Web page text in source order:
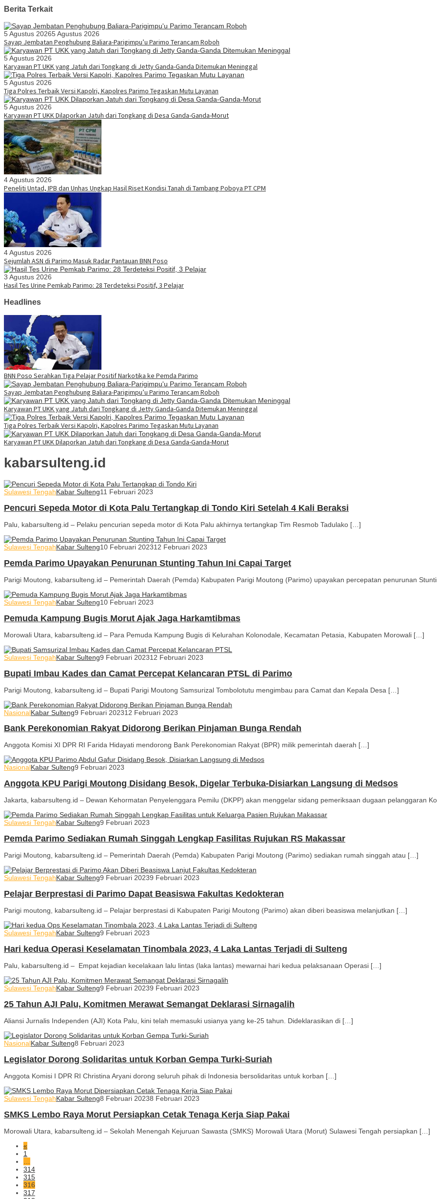
Berita Terkait
5 Agustus 20265 Agustus 2026
Sayap Jembatan Penghubung Baliara-Parigimpu’u Parimo Terancam Roboh
5 Agustus 2026
Karyawan PT UKK yang Jatuh dari Tongkang di Jetty Ganda-Ganda Ditemukan Meninggal
5 Agustus 2026
Tiga Polres Terbaik Versi Kapolri, Kapolres Parimo Tegaskan Mutu Layanan
5 Agustus 2026
Karyawan PT UKK Dilaporkan Jatuh dari Tongkang di Desa Ganda-Ganda-Morut
4 Agustus 2026
Peneliti Untad, IPB dan Unhas Ungkap Hasil Riset Kondisi Tanah di Tambang Poboya PT CPM
4 Agustus 2026
Sejumlah ASN di Parimo Masuk Radar Pantauan BNN Poso
3 Agustus 2026
Hasil Tes Urine Pemkab Parimo: 28 Terdeteksi Positif, 3 Pelajar
Headlines
BNN Poso Serahkan Tiga Pelajar Positif Narkotika ke Pemda Parimo
Sayap Jembatan Penghubung Baliara-Parigimpu’u Parimo Terancam Roboh
Karyawan PT UKK yang Jatuh dari Tongkang di Jetty Ganda-Ganda Ditemukan Meninggal
Tiga Polres Terbaik Versi Kapolri, Kapolres Parimo Tegaskan Mutu Layanan
Karyawan PT UKK Dilaporkan Jatuh dari Tongkang di Desa Ganda-Ganda-Morut
kabarsulteng.id
Sulawesi TengahKabar Sulteng11 Februari 2023
Pencuri Sepeda Motor di Kota Palu Tertangkap di Tondo Kiri Setelah 4 Kali Beraksi
Palu, kabarsulteng.id – Pelaku pencurian sepeda motor di Kota Palu akhirnya tertangkap Tim Resmob Tadulako […]
Sulawesi TengahKabar Sulteng10 Februari 202312 Februari 2023
Pemda Parimo Upayakan Penurunan Stunting Tahun Ini Capai Target
Parigi Moutong, kabarsulteng.id – Pemerintah Daerah (Pemda) Kabupaten Parigi Moutong (Parimo) upayakan percepatan penurunan
Sulawesi TengahKabar Sulteng10 Februari 2023
Pemuda Kampung Bugis Morut Ajak Jaga Harkamtibmas
Morowali Utara, kabarsulteng.id – Para Pemuda Kampung Bugis di Kelurahan Kolonodale, Kecamatan Petasia, Kabupaten Morowali […]
Sulawesi TengahKabar Sulteng9 Februari 202312 Februari 2023
Bupati Imbau Kades dan Camat Percepat Kelancaran PTSL di Parimo
Parigi Moutong, kabarsulteng.id – Bupati Parigi Moutong Samsurizal Tombolotutu mengimbau para Camat dan Kepala Desa […]
NasionalKabar Sulteng9 Februari 202312 Februari 2023
Bank Perekonomian Rakyat Didorong Berikan Pinjaman Bunga Rendah
Anggota Komisi XI DPR RI Farida Hidayati mendorong Bank Perekonomian Rakyat (BPR) milik pemerintah daerah […]
NasionalKabar Sulteng9 Februari 2023
Anggota KPU Parigi Moutong Disidang Besok, Digelar Terbuka-Disiarkan Langsung di Medsos
Jakarta, kabarsulteng.id – Dewan Kehormatan Penyelenggara Pemilu (DKPP) akan menggelar sidang pemeriksaan dugaan pelanggaran
Sulawesi TengahKabar Sulteng9 Februari 2023
Pemda Parimo Sediakan Rumah Singgah Lengkap Fasilitas Rujukan RS Makassar
Parigi Moutong, kabarsulteng.id – Pemerintah Daerah (Pemda) Kabupaten Parigi Moutong (Parimo) sediakan rumah singgah atau […]
Sulawesi TengahKabar Sulteng9 Februari 20239 Februari 2023
Pelajar Berprestasi di Parimo Dapat Beasiswa Fakultas Kedokteran
Parigi moutong, kabarsulteng.id – Pelajar berprestasi di Kabupaten Parigi Moutong (Parimo) akan diberi beasiswa melanjutkan […]
Sulawesi TengahKabar Sulteng9 Februari 2023
Hari kedua Operasi Keselamatan Tinombala 2023, 4 Laka Lantas Terjadi di Sulteng
Palu, kabarsulteng.id – Empat kejadian kecelakaan lalu lintas (laka lantas) mewarnai hari kedua pelaksanaan Operasi […]
Sulawesi TengahKabar Sulteng9 Februari 20239 Februari 2023
25 Tahun AJI Palu, Komitmen Merawat Semangat Deklarasi Sirnagalih
Aliansi Jurnalis Independen (AJI) Kota Palu, kini telah memasuki usianya yang ke-25 tahun. Dideklarasikan di […]
NasionalKabar Sulteng8 Februari 2023
Legislator Dorong Solidaritas untuk Korban Gempa Turki-Suriah
Anggota Komisi I DPR RI Christina Aryani dorong seluruh pihak di Indonesia bersolidaritas untuk korban […]
Sulawesi TengahKabar Sulteng8 Februari 20238 Februari 2023
SMKS Lembo Raya Morut Persiapkan Cetak Tenaga Kerja Siap Pakai
Morowali Utara, kabarsulteng.id – Sekolah Menengah Kejuruan Sawasta (SMKS) Morowali Utara (Morut) Sulawesi Tengah persiapkan […]
«
1
314
315
316
317